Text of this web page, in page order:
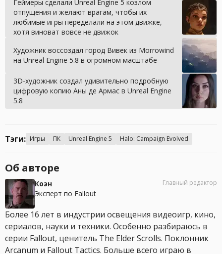
Геймеры сделали Unreal Engine 5 козлом
отпущения и желают врагам, чтобы их
любимые игры переделали на этом движке,
хотя виноват вовсе не движок
Художник воссоздал город Вивек из Morrowind
на Unreal Engine 5.8 в огромном масштабе
3D-художник создал удивительно подробную
цифровую копию Аны де Армас в Unreal Engine
5.8
Тэги: Игры ПК Unreal Engine 5 Halo: Campaign Evolved
Об авторе
Коэн
Эксперт по Fallout
Главный редактор
Более 16 лет в индустрии освещения видеоигр, кино,
сериалов, науки и техники. Особенно разбираюсь в
серии Fallout, ценитель The Elder Scrolls. Поклонник
Arcanum и Fallout Tactics. Больше всего играю в